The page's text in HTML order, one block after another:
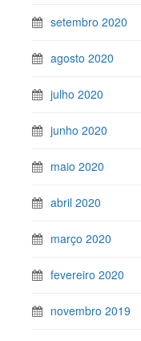
setembro 2020
agosto 2020
julho 2020
junho 2020
maio 2020
abril 2020
março 2020
fevereiro 2020
novembro 2019